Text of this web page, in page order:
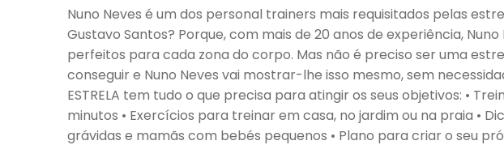
Nuno Neves é um dos personal trainers mais requisitados pelas
Gustavo Santos? Porque, com mais de 20 anos de experiência,
perfeitos para cada zona do corpo. Mas não é preciso ser uma
conseguir e Nuno Neves vai mostrar-lhe isso mesmo, sem
ESTRELA tem tudo o que precisa para atingir os seus objetivos: •
minutos • Exercícios para treinar em casa, no jardim ou na praia •
grávidas e mamãs com bebés pequenos • Plano para criar o seu